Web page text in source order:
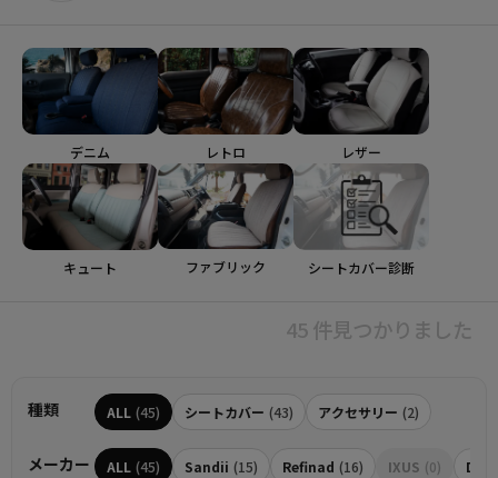
デニム レトロ レザー
キュート ファブリック シートカバー診断
45 件見つかりました
種類 ALL (45) シートカバー (43) アクセサリー (2)
メーカー ALL (45) Sandii (15) Refinad (16) IXUS (0)